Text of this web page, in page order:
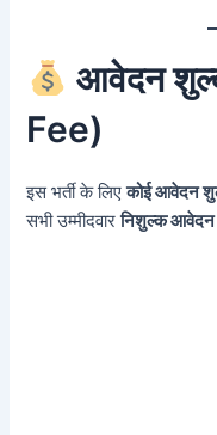
आवेदन
Fee)
इस भर्ती के लिएकोई आवेदन
सभी उम्मीदवारनिशुल्क आवेदन